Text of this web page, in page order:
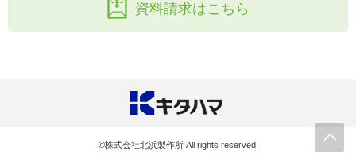
資料請求はこちら
©株式会社北浜製作所 All rights reserved.